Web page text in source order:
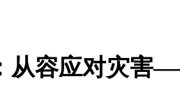
从容应对灾害